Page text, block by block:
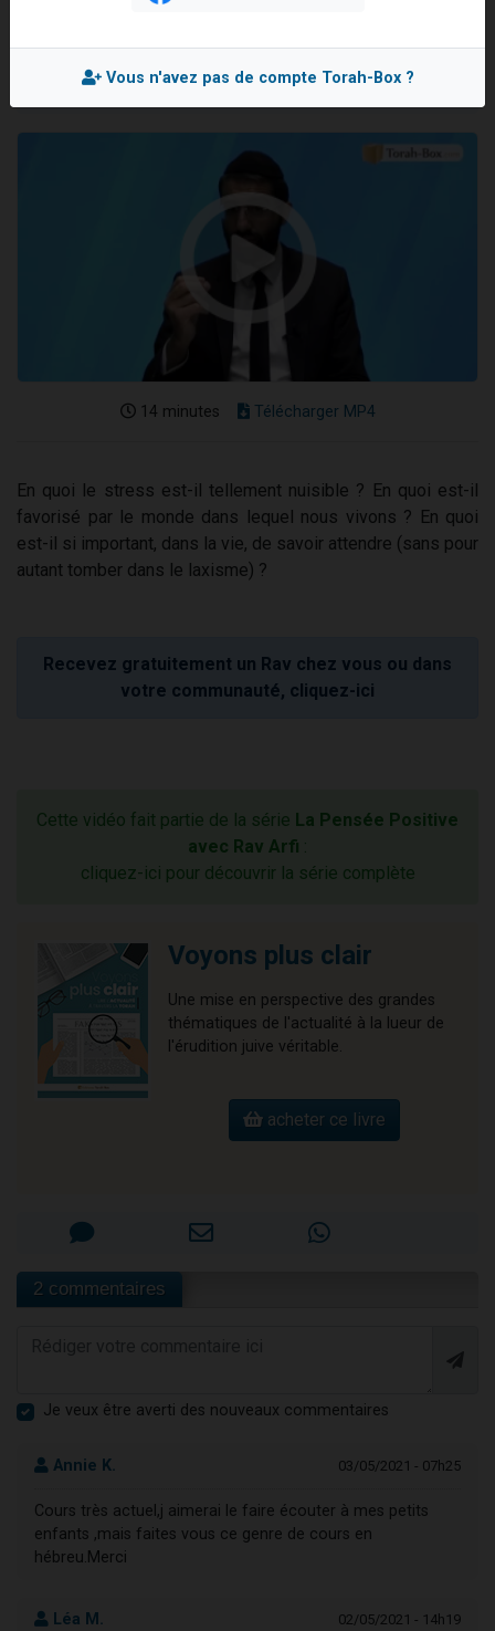
12 nouvelles musiques dans Torah-Box Music
2 personnes viennent de nous rejoindre sur WhatsApp
Rav Netanel ARFI
14 minutes Télécharger MP4
En quoi le stress est-il tellement nuisible ? En quoi est-il
favorisé par le monde dans lequel nous vivons ? En quoi
est-il si important, dans la vie, de savoir attendre (sans pour
autant tomber dans le laxisme) ?
Recevez gratuitement un Rav chez vous ou dans
votre communauté, cliquez-ici
Cette vidéo fait partie de la série La Pensée Positive
avec Rav Arfi :
cliquez-ici pour découvrir la série complète
Voyons plus clair
Une mise en perspective des grandes
thématiques de l'actualité à la lueur de
l'érudition juive véritable.
acheter ce livre
2 commentaires
Je veux être averti des nouveaux commentaires
Annie K. 03/05/2021 - 07h25
Cours très actuel,j aimerai le faire écouter à mes petits
enfants ,mais faites vous ce genre de cours en
hébreu.Merci
Léa M. 02/05/2021 - 14h19
Vous n'avez pas de compte Torah-Box ?